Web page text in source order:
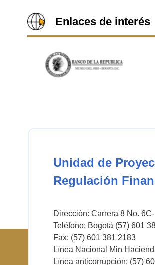
Enlaces de interés
Unidad de
Regulación
Dirección: Carrera 8 No.
Teléfono: Bogotá (57) 601
Fax: (57) 601 381 2183
Línea Nacional Min
Línea anticorrupción: (57)